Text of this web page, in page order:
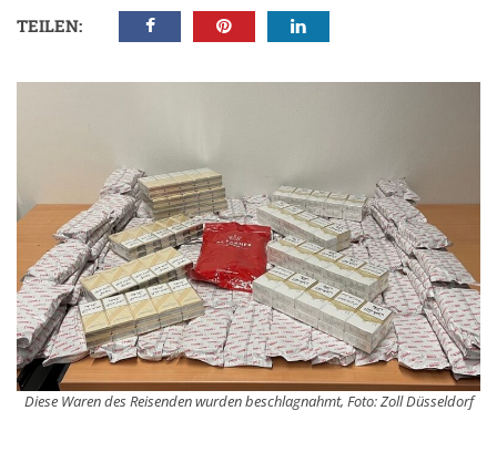
TEILEN:
Diese Waren des Reisenden wurden beschlagnahmt, Foto: Zoll Düsseldorf